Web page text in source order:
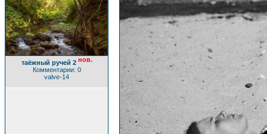
таёжный ручей 2 нов.
Комментарии: 0
valve-14